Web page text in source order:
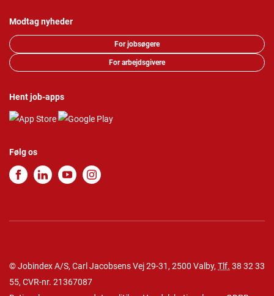
Modtag nyheder
For jobsøgere
For arbejdsgivere
Hent job-apps
Følg os
© Jobindex A/S, Carl Jacobsens Vej 29-31, 2500 Valby, Tlf. 38 32 33
55, CVR-nr. 21367087